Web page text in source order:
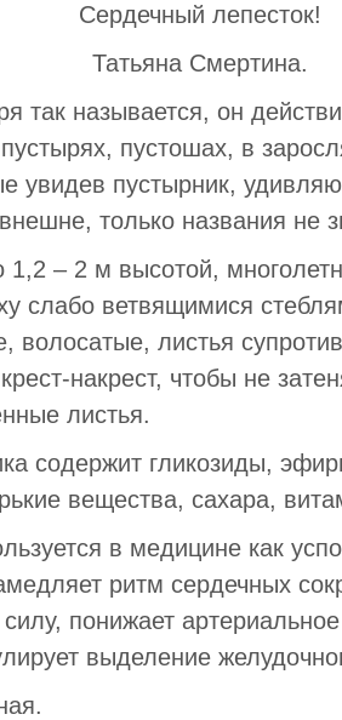
Сердечный лепесток!
Татьяна Смертина.
так называется, он
пустошах, в
увидев пустырник,
только названия не
1,2 – 2 м высотой,
слабо ветвящимися
волосатые, листья
накрест, чтобы не
листья.
содержит гликозиды,
вещества, сахара,
в медицине как
ритм сердечных
понижает
выделение